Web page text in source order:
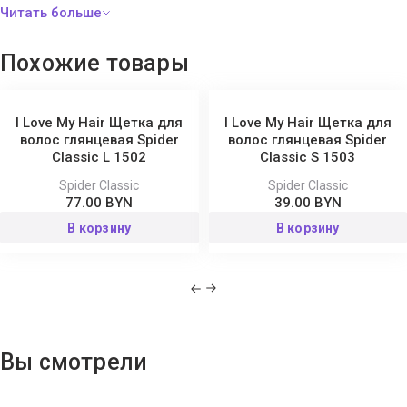
Похожие товары
I Love My Hair Щетка для
волос глянцевая Spider
Classic L 1502
Spider Classic
77.00 BYN
В корзину
I Love My Hair Щетка для
волос глянцевая Spider
Classic S 1503
Spider Classic
39.00 BYN
В корзину
Вы смотрели